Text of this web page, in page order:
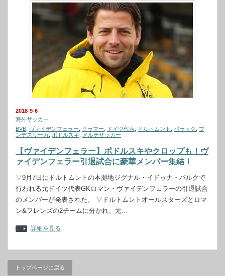
2018-9-6
海外サッカー
BVB ヴァイデンフェラー クラマー ドイツ代表 ドルトムント バラック
ブ
ンデスリーガ ポドルスキ メルテザッカー
【ヴァイデンフェラー】ポドルスキやクロップも！ヴ
ァイデンフェラー引退試合に豪華メンバー集結！
▽9月7日にドルトムントの本拠地ジグナル・イドゥナ・パルクで
行われる元ドイツ代表GKロマン・ヴァイデンフェラーの引退試合
のメンバーが発表された。 ▽ドルトムントオールスターズとロマ
ン&フレンズの2チームに分かれ、元…
詳細を見る
トップページに戻る